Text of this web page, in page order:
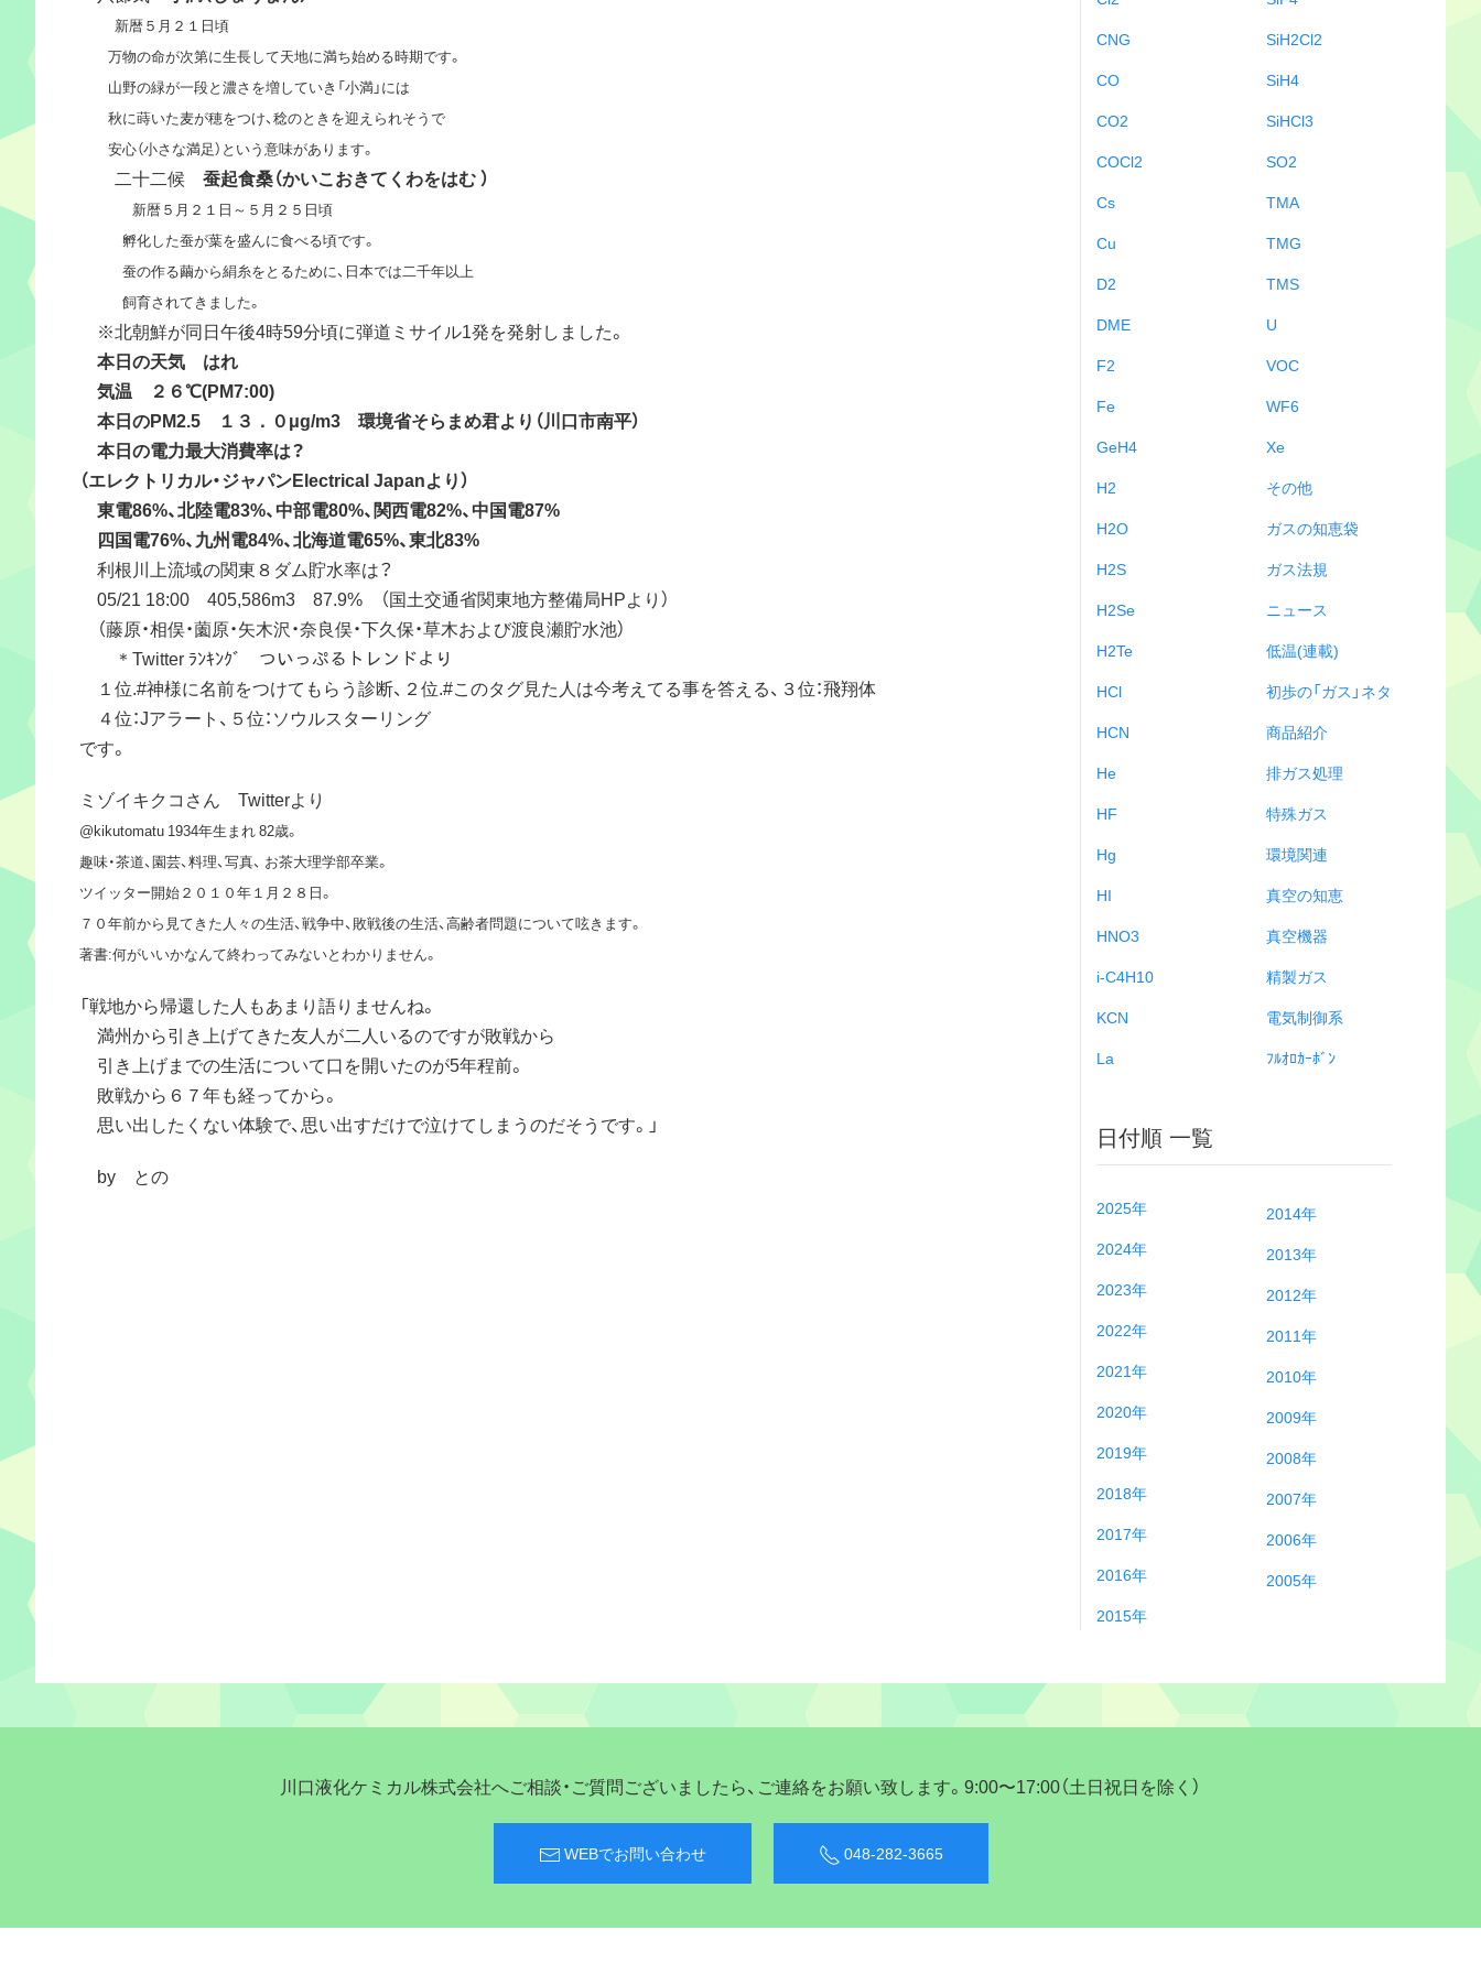
新暦５月２１日頃
万物の命が次第に生長して天地に満ち始める時期です。
山野の緑が一段と濃さを増していき「小満」には
秋に蒔いた麦が穂をつけ、稔のときを迎えられそうで
安心（小さな満足）という意味があります。
二十二候 蚕起食桑（かいこおきてくわをはむ ）
新暦５月２１日～５月２５日頃
孵化した蚕が葉を盛んに食べる頃です。
蚕の作る繭から絹糸をとるために、日本では二千年以上
飼育されてきました。
※北朝鮮が同日午後4時59分頃に弾道ミサイル1発を発射しました。
本日の天気 はれ
気温 ２６℃(PM7:00)
本日のPM2.5 １３．０μg/m3 環境省そらまめ君より（川口市南平）
本日の電力最大消費率は？
（エレクトリカル・ジャパンElectrical Japanより）
東電86%、北陸電83%、中部電80%、関西電82%、中国電87%
四国電76%、九州電84%、北海道電65%、東北83%
利根川上流域の関東８ダム貯水率は？
05/21 18:00 405,586m3 87.9% （国土交通省関東地方整備局HPより）
（藤原・相俣・薗原・矢木沢・奈良俣・下久保・草木および渡良瀬貯水池）
＊Twitter ﾗﾝｷﾝｸﾞ ついっぷるトレンドより
１位.#神様に名前をつけてもらう診断、２位.#このタグ見た人は今考えてる事を答える、３位：飛翔体
４位：Jアラート、５位：ソウルスターリング
です。
ミゾイキクコさん Twitterより
@kikutomatu 1934年生まれ 82歳。
趣味・茶道、園芸、料理、写真、 お茶大理学部卒業。
ツイッター開始２０１０年１月２８日。
７０年前から見てきた人々の生活、戦争中、敗戦後の生活、高齢者問題について呟きます。
著書:何がいいかなんて終わってみないとわかりません。
「戦地から帰還した人もあまり語りませんね。
満州から引き上げてきた友人が二人いるのですが敗戦から
引き上げまでの生活について口を開いたのが5年程前。
敗戦から６７年も経ってから。
思い出したくない体験で、思い出すだけで泣けてしまうのだそうです。」
by との
CNG
CO
CO2
COCl2
Cs
Cu
D2
DME
F2
Fe
GeH4
H2
H2O
H2S
H2Se
H2Te
HCl
HCN
He
HF
Hg
HI
HNO3
i-C4H10
KCN
La
SiH2Cl2
SiH4
SiHCl3
SO2
TMA
TMG
TMS
U
VOC
WF6
Xe
その他
ガスの知恵袋
ガス法規
ニュース
低温(連載)
初歩の「ガス」ネタ
商品紹介
排ガス処理
特殊ガス
環境関連
真空の知恵
真空機器
精製ガス
電気制御系
ﾌﾙｵﾛｶｰﾎﾞﾝ
日付順 一覧
2025年
2024年
2023年
2022年
2021年
2020年
2019年
2018年
2017年
2016年
2015年
2014年
2013年
2012年
2011年
2010年
2009年
2008年
2007年
2006年
2005年
川口液化ケミカル株式会社へご相談・ご質問ございましたら、ご連絡をお願い致します。9:00〜17:00（土日祝日を除く）
WEBでお問い合わせ 048-282-3665